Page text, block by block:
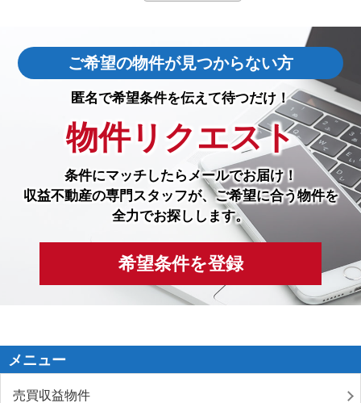
ご希望の物件が見つからない方
匿名で希望条件を伝えて待つだけ！
物件リクエスト
条件にマッチしたら メールでお届け！
収益不動産の専門スタッフが、ご希望に合う物件を
全力でお探しします。
希望条件を登録
メニュー
売買収益物件